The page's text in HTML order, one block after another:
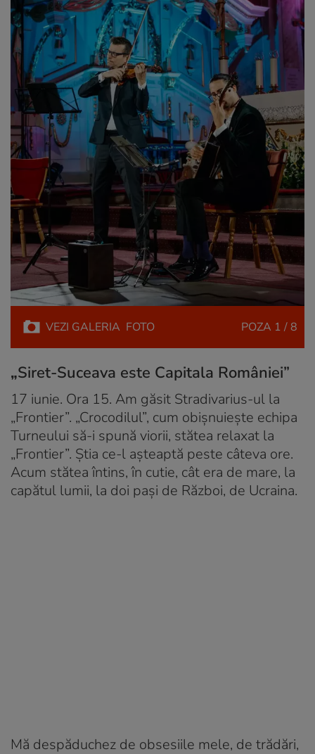
VEZI GALERIA FOTO POZA 1 / 8
„Siret-Suceava este Capitala României”
17 iunie. Ora 15. Am găsit Stradivarius-ul la
„Frontier”. „Crocodilul”, cum obișnuiește echipa
Turneului să-i spună viorii, stătea relaxat la
„Frontier”. Știa ce-l așteaptă peste câteva ore.
Acum stătea întins, în cutie, cât era de mare, la
capătul lumii, la doi pași de Război, de Ucraina.
Mă despăduchez de obsesiile mele, de trădări,